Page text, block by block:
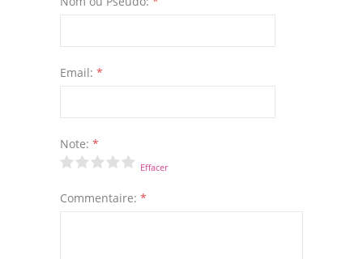
Email: *
Note: *
Effacer
Commentaire: *